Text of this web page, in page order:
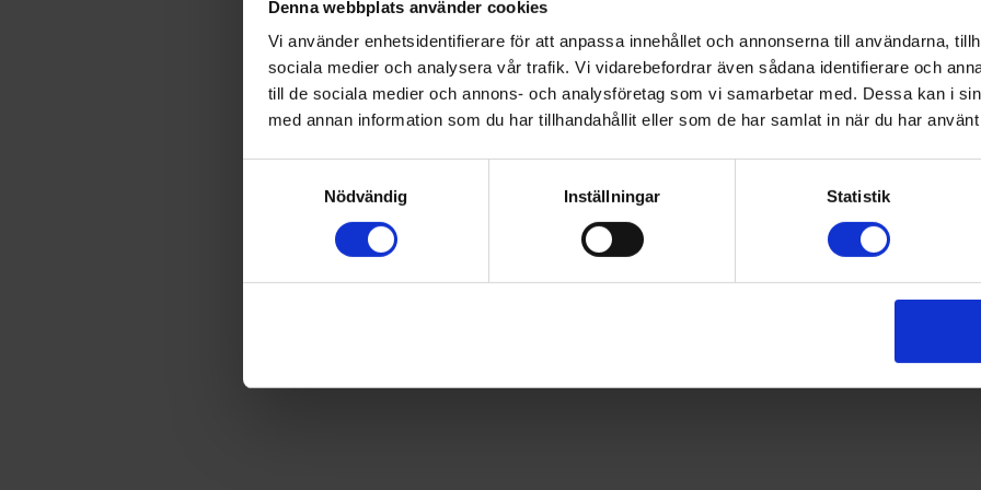
Denna webbplats använder cookies
Vi använder enhetsidentifierare för att anpassa innehållet och annonserna till användarna,
sociala medier och analysera vår trafik. Vi vidarebefordrar även sådana identifierare och
till de sociala medier och annons- och analysföretag som vi samarbetar med. Dessa kan i
med annan information som du har tillhandahållit eller som de har samlat in när du har
Nödvändig
Inställningar Statistik
får du koll på vad andra inom
ditt yrke tjänar.
Kontakta oss
Medlemsvillkor
Du behöver ett intyg från Socialstyrelsen för att
medlemskap gäller tills dess att du erhållit din
Åldersgränsen för försäkringarna som ingår i